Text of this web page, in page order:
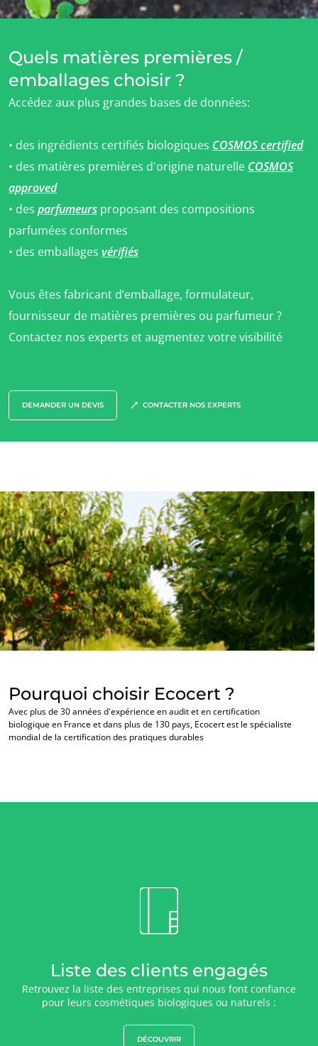
NOS SECTEURS D'ACTIVITÉ
Agroalimentaire
Cosmétique
Textile
Emballages durables
Quels matières premières /
emballages choisir ?
Accédez aux plus grandes bases de données:
• des ingrédients certifiés biologiques COSMOS certified
• des matières premières d'origine naturelle COSMOS
approved
• des parfumeurs proposant des compositions
parfumées conformes
• des emballages vérifiés
Vous êtes fabricant d’emballage, formulateur,
fournisseur de matières premières ou parfumeur ?
Contactez nos experts et augmentez votre visibilité
DEMANDER UN DEVIS CONTACTER NOS EXPERTS
Pourquoi choisir Ecocert ?
Avec plus de 30 années d'expérience en audit et en certification
biologique en France et dans plus de 130 pays, Ecocert est le spécialiste
mondial de la certification des pratiques durables
Liste des clients engagés
Retrouvez la liste des entreprises qui nous font confiance
pour leurs cosmétiques biologiques ou naturels :
DÉCOUVRIR